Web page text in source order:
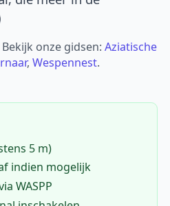
onze gidsen:Aziatische
,Wespennest.
5 m)
indien mogelijk
WASPP